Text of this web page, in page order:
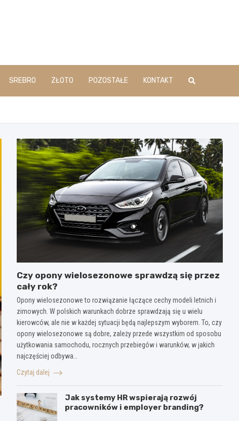
SREBRO ZŁOTO POZOSTAŁE KONTAKT
Czy opony wielosezonowe sprawdzą się przez
cały rok?
Opony wielosezonowe to rozwiązanie łączące cechy modeli letnich i
zimowych. W polskich warunkach dobrze sprawdzają się u wielu
kierowców, ale nie w każdej sytuacji będą najlepszym wyborem. To, czy
opony wielosezonowe są dobre, zależy przede wszystkim od sposobu
użytkowania samochodu, rocznych przebiegów i warunków, w jakich
najczęściej odbywa…
Czytaj dalej
Jak systemy HR wspierają rozwój
pracowników i employer branding?